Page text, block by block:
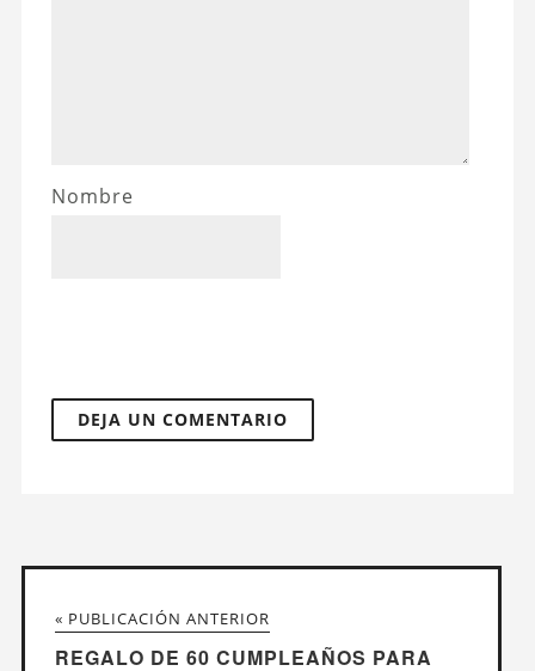
Nombre
« PUBLICACIÓN ANTERIOR
REGALO DE 60 CUMPLEAÑOS PARA